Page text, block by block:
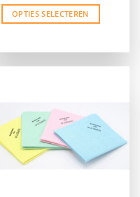
OPTIES SELECTEREN
Deze
optie
kan
gekozen